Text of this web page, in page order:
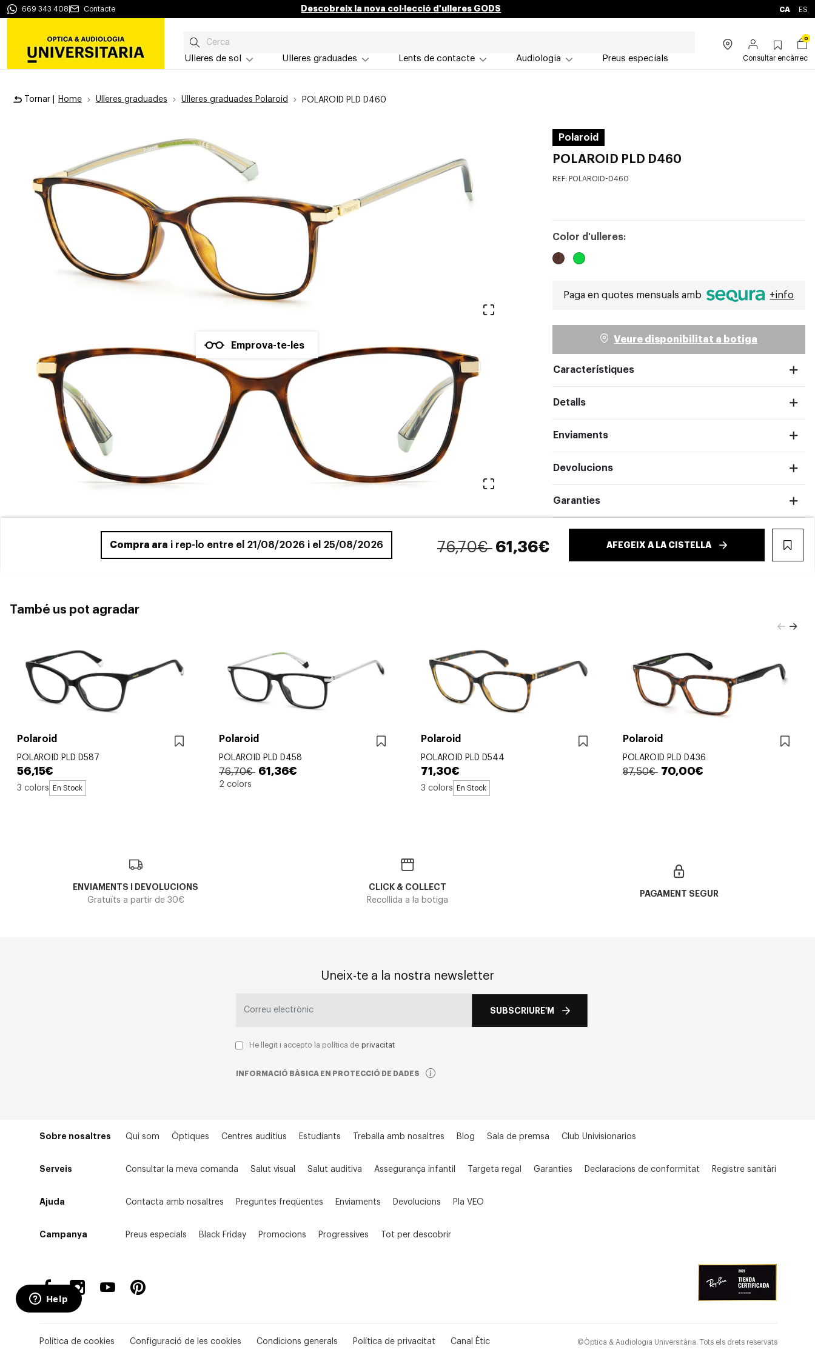
669 343 408 Contacte Descobreix la nova col·lecció d'ulleres GODS CA ES
Ulleres de sol Ulleres graduades Lents de contacte Audiologia Preus especials
0
Consultar encàrrec
Tornar | Home Ulleres graduades Ulleres graduades Polaroid POLAROID PLD D460
Emprova-te-les
Veure en pantalla completa
Veure en pantalla completa
Polaroid
POLAROID PLD D460
REF: POLAROID-D460
Color d'ulleres:
Paga en quotes mensuals amb +info
Veure disponibilitat a botiga
Característiques
Detalls
Enviaments
Devolucions
Garanties
Compra ara i rep-lo entre el 21/08/2026 i el 25/08/2026 76,70€ 61,36€ AFEGEIX A LA CISTELLA
També us pot agradar
Polaroid
POLAROID PLD D587
56,15€
3 colors En Stock
Polaroid
POLAROID PLD D458
76,70€ 61,36€
2 colors
Polaroid
POLAROID PLD D544
71,30€
3 colors En Stock
Polaroid
POLAROID PLD D436
87,50€ 70,00€
ENVIAMENTS I DEVOLUCIONS
Gratuïts a partir de 30€
CLICK & COLLECT
Recollida a la botiga
PAGAMENT SEGUR
Uneix-te a la nostra newsletter
SUBSCRIURE'M
He llegit i accepto la política de privacitat
INFORMACIÓ BÀSICA EN PROTECCIÓ DE DADES
Sobre nosaltres Qui som Òptiques Centres auditius Estudiants Treballa amb nosaltres Blog Sala de premsa Club Univisionarios
Serveis Consultar la meva comanda Salut visual Salut auditiva Assegurança infantil Targeta regal Garanties Declaracions de conformitat Registre sanitàri
Ajuda Contacta amb nosaltres Preguntes freqüentes Enviaments Devolucions Pla VEO
Campanya Preus especials Black Friday Promocions Progressives Tot per descobrir
Política de cookies Configuració de les cookies Condicions generals Política de privacitat Canal Ètic ©Òptica & Audiologia Universitària. Tots els drets reservats